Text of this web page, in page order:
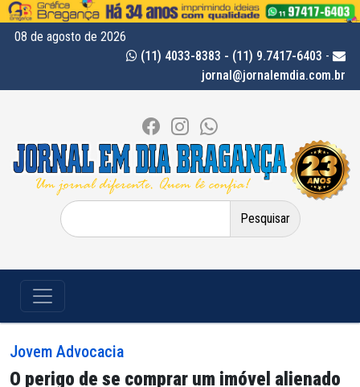
08 de agosto de 2026
(11) 4033-8383 - (11) 9.7417-6403 -
jornal@jornalemdia.com.br
Pesquisar
por:
Jovem Advocacia
O perigo de se comprar um imóvel alienado